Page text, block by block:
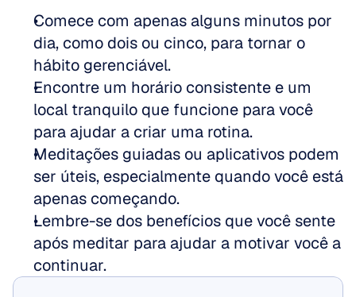
Comece com apenas alguns minutos por
dia, como dois ou cinco, para tornar o
hábito gerenciável.
Encontre um horário consistente e um
local tranquilo que funcione para você
para ajudar a criar uma rotina.
Meditações guiadas ou aplicativos podem
ser úteis, especialmente quando você está
apenas começando.
Lembre-se dos benefícios que você sente
após meditar para ajudar a motivar você a
continuar.